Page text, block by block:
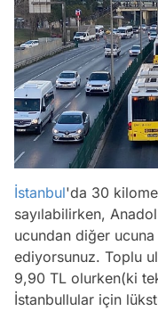
İstanbul'da 30
sayılabilirken,
ucundan diğer
ediyorsunuz. Toplu
9,90 TL olurken(ki
İstanbullular için